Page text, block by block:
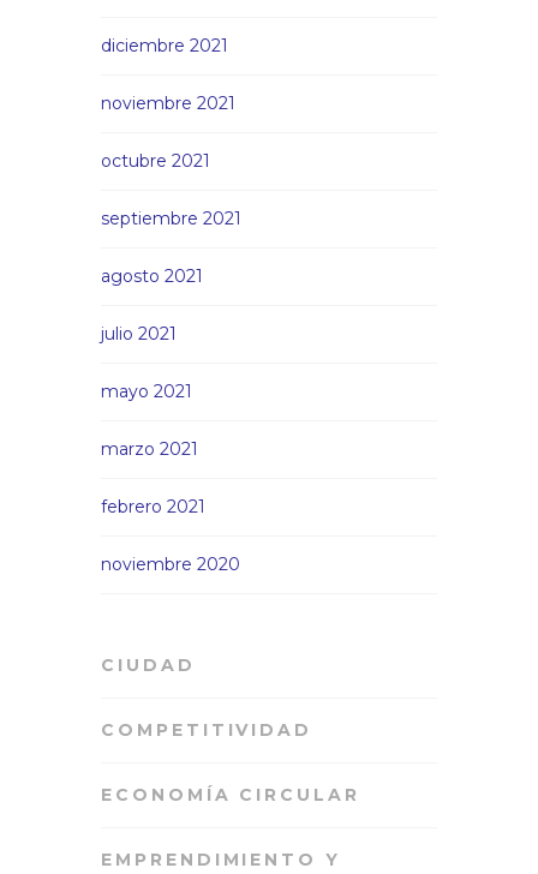
diciembre 2021
noviembre 2021
octubre 2021
septiembre 2021
agosto 2021
julio 2021
mayo 2021
marzo 2021
febrero 2021
noviembre 2020
CIUDAD
COMPETITIVIDAD
ECONOMÍA CIRCULAR
EMPRENDIMIENTO Y